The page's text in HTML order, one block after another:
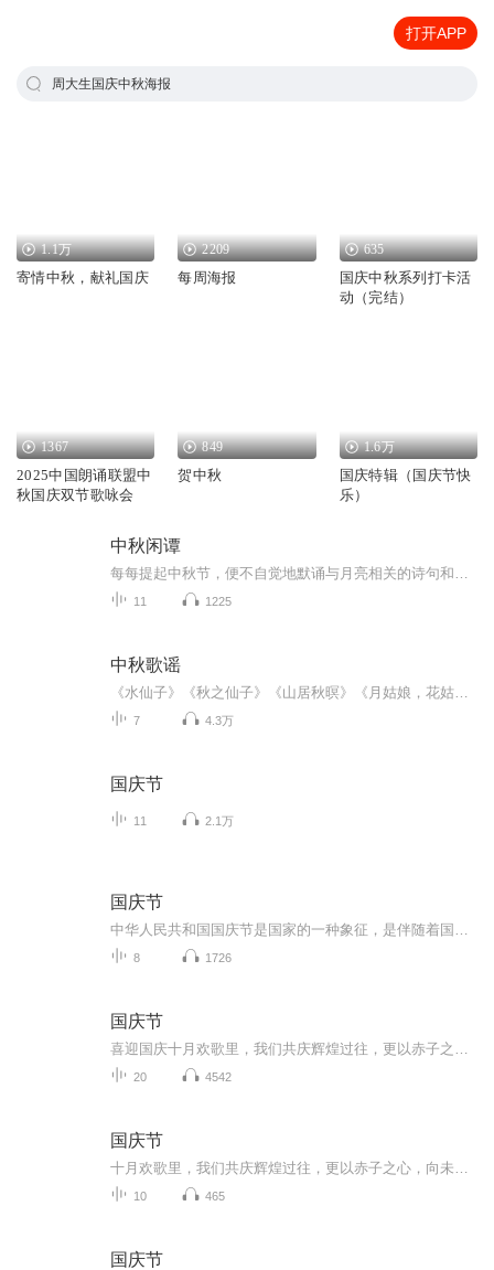
打开APP
周大生国庆中秋海报
1.1万
寄情中秋，献礼国庆
2209
每周海报
635
国庆中秋系列打卡活
动（完结）
1367
2025中国朗诵联盟中
秋国庆双节歌咏会
849
贺中秋
1.6万
国庆特辑（国庆节快
乐）
中秋闲谭
11 1225
中秋歌谣
7 4.3万
国庆节
11 2.1万
国庆节
8 1726
国庆节
20 4542
国庆节
10 465
国庆节